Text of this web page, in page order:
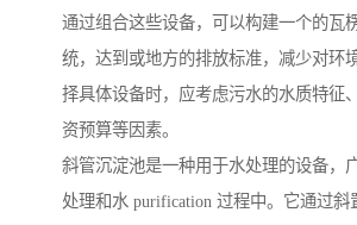
通过组合这些设备，可以构建一个的瓦
统，达到或地方的排放标准，减少对环
择具体设备时，应考虑污水的水质特征
资预算等因素。
斜管沉淀池是一种用于水处理的设备，
处理和水 purification 过程中。它通过斜